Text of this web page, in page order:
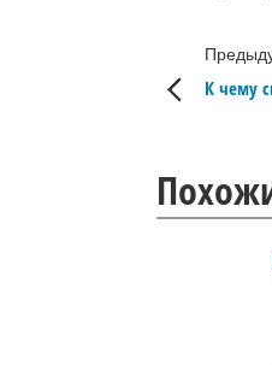
К чему